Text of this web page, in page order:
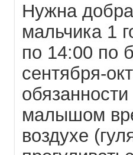
Нужна
мальчика 1
по 14:00 по
сентября-
малышом
воздухе